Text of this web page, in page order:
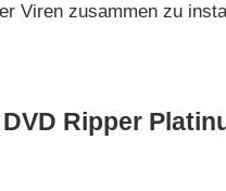
Viren zusammen zu
Ripper